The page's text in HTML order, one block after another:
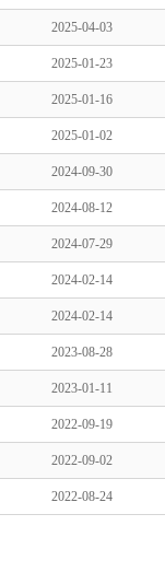
2025-04-03
2025-01-23
2025-01-16
2025-01-02
2024-09-30
2024-08-12
2024-07-29
2024-02-14
2024-02-14
2023-08-28
2023-01-11
2022-09-19
2022-09-02
2022-08-24